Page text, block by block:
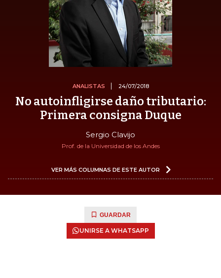
ANALISTAS 24/07/2018
No autoinfligirse daño tributario:
Primera consigna Duque
Sergio Clavijo
Prof. de la Universidad de los Andes
VER MÁS COLUMNAS DE ESTE AUTOR
GUARDAR
UNIRSE A WHATSAPP